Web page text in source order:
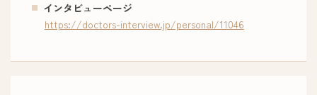
インタビューページ
https://doctors-interview.jp/personal/11046